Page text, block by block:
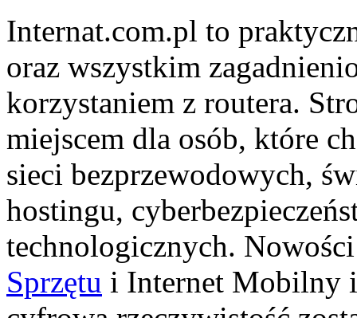
Internat.com.pl to
oraz wszystkim
korzystaniem z routera.
miejscem dla osób, które
sieci bezprzewodowych,
hostingu,
technologicznych.
Sprzętu i Internet Mobilny